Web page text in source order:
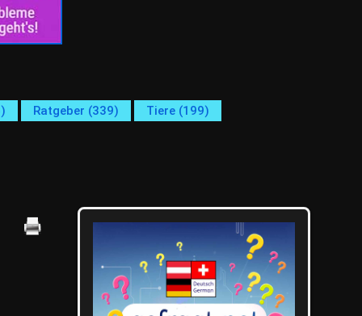
Ratgeber (339)
Tiere (199)